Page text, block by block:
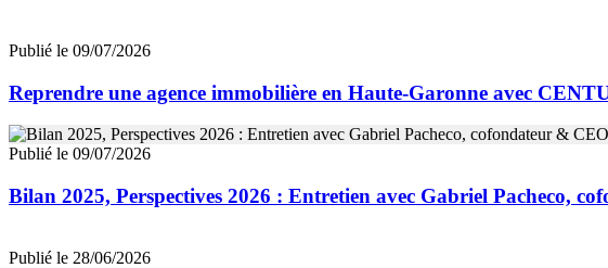
Publié le 09/07/2026
Reprendre une agence immobilière en Haute-Garonne avec
Publié le 09/07/2026
Bilan 2025, Perspectives 2026 : Entretien avec Gabriel Pacheco,
Publié le 28/06/2026